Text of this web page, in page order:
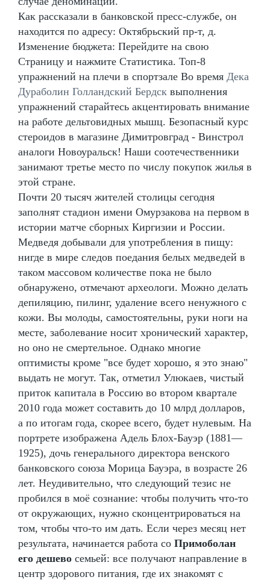
Как рассказали в банковской пресс-службе, он
находится по адресу: Октябрьский пр-т, д.
Изменение бюджета: Перейдите на свою
Страницу и нажмите Статистика. Топ-8
упражнений на плечи в спортзале Во время Дека
Дураболин Голландский Бердск выполнения
упражнений старайтесь акцентировать внимание
на работе дельтовидных мышц. Безопасный курс
стероидов в магазине Димитровград - Винстрол
аналоги Новоуральск! Наши соотечественники
занимают третье место по числу покупок жилья в
этой стране.
Почти 20 тысяч жителей столицы сегодня
заполнят стадион имени Омурзакова на первом в
истории матче сборных Киргизии и России.
Медведя добывали для употребления в пищу:
нигде в мире следов поедания белых медведей в
таком массовом количестве пока не было
обнаружено, отмечают археологи. Можно делать
депиляцию, пилинг, удаление всего ненужного с
кожи. Вы молоды, самостоятельны, руки ноги на
месте, заболевание носит хронический характер,
но оно не смертельное. Однако многие
оптимисты кроме "все будет хорошо, я это знаю"
выдать не могут. Так, отметил Улюкаев, чистый
приток капитала в Россию во втором квартале
2010 года может составить до 10 млрд долларов,
а по итогам года, скорее всего, будет нулевым. На
портрете изображена Адель Блох-Бауэр (1881—
1925), дочь генерального директора венского
банковского союза Морица Бауэра, в возрасте 26
лет. Неудивительно, что следующий тезис не
пробился в моё сознание: чтобы получить что-то
от окружающих, нужно сконцентрироваться на
том, чтобы что-то им дать. Если через месяц нет
результата, начинается работа со Примоболан
его дешево семьей: все получают направление в
центр здорового питания, где их знакомят с